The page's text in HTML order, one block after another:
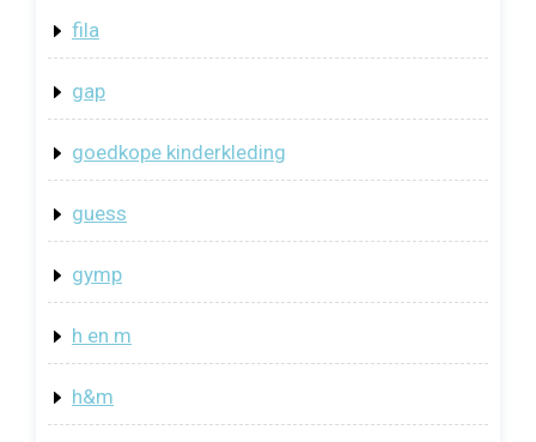
fila
gap
goedkope kinderkleding
guess
gymp
h en m
h&m